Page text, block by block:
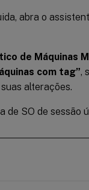
abra o
de Máquinas
com tag”,
alterações.
de SO de sessão